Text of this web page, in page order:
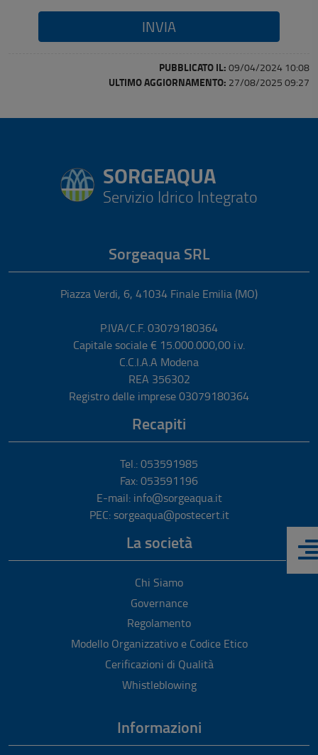
PUBBLICATO IL: 09/04/2024 10:08
ULTIMO AGGIORNAMENTO: 27/08/2025 09:27
SORGEAQUA
Servizio Idrico Integrato
Sorgeaqua SRL
Piazza Verdi, 6, 41034 Finale Emilia (MO)
P.IVA/C.F. 03079180364
Capitale sociale € 15.000.000,00 i.v.
C.C.I.A.A Modena
REA 356302
Registro delle imprese 03079180364
Recapiti
Tel.: 053591985
Fax: 053591196
E-mail: info@sorgeaqua.it
PEC: sorgeaqua@postecert.it
La società
Chi Siamo
Governance
Regolamento
Modello Organizzativo e Codice Etico
Cerificazioni di Qualità
Whistleblowing
Informazioni